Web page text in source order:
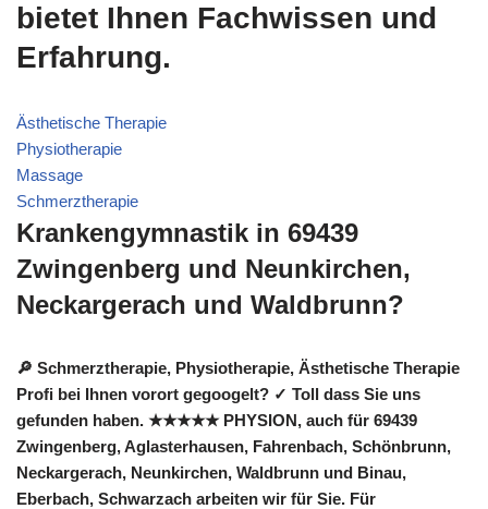
bietet Ihnen Fachwissen und
Erfahrung.
Ästhetische Therapie
Physiotherapie
Massage
Schmerztherapie
Krankengymnastik in 69439
Zwingenberg und Neunkirchen,
Neckargerach und Waldbrunn?
🔎 Schmerztherapie, Physiotherapie, Ästhetische Therapie
Profi bei Ihnen vorort gegoogelt? ✓ Toll dass Sie uns
gefunden haben. ★★★★★ PHYSION, auch für 69439
Zwingenberg, Aglasterhausen, Fahrenbach, Schönbrunn,
Neckargerach, Neunkirchen, Waldbrunn und Binau,
Eberbach, Schwarzach arbeiten wir für Sie. Für